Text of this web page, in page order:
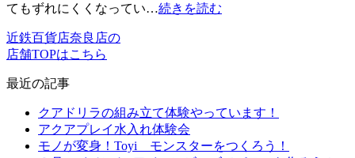
てもずれにくくなってい…続きを読む
近鉄百貨店奈良店の
店舗TOPはこちら
最近の記事
クアドリラの組み立て体験やっています！
アクアプレイ水入れ体験会
モノが変身！Toyi モンスターをつくろう！